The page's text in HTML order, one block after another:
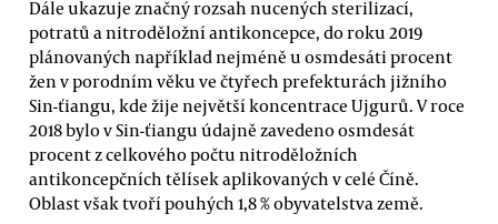
Dále ukazuje značný rozsah nucených sterilizací,
potratů a nitroděložní antikoncepce, do roku 2019
plánovaných například nejméně u osmdesáti procent
žen v porodním věku ve čtyřech prefekturách jižního
Sin-ťiangu, kde žije největší koncentrace Ujgurů. V roce
2018 bylo v Sin-ťiangu údajně zavedeno osmdesát
procent z celkového počtu nitroděložních
antikoncepčních tělísek aplikovaných v celé Číně.
Oblast však tvoří pouhých 1,8 % obyvatelstva země.